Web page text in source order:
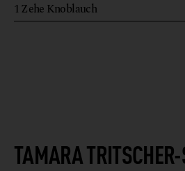
TAMARA
1 Zehe Knoblauch